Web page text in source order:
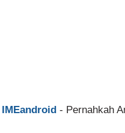
IMEandroid - Pernahkah